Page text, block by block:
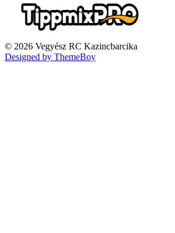
© 2026 Vegyész RC Kazincbarcika
Designed by ThemeBoy